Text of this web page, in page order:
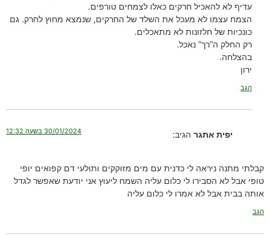
עדיף לא להאכיל חרקים כאלו לצמחים טורפים.
הצמח עצמו לא מעכל את השלד של החרקים, שנמצא מחוץ לחרק. גם
כונכיות של חלזונות לא מתאכלים.
רק החלק ה”רך” נאכל.
בהצלחה.
ירון
הגב
יפית אתגר הגיב: 30/01/2024 בשעה 12:32
קבלתי מתנה ניראה לי כדנית עם מים מזוקקים ותולעי דם קפואים יופי
טופי אבל לא הסבירו לי כלום עליה השמח ליעוץ אני יודעת שאפשר לגדל
אותה בבית אבל לא אמרו לי כלום עליה
הגב